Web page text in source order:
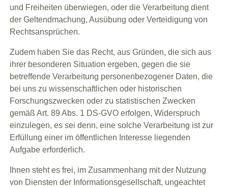
und Freiheiten überwiegen, oder die Verarbeitung dient
der Geltendmachung, Ausübung oder Verteidigung von
Rechtsansprüchen.
Zudem haben Sie das Recht, aus Gründen, die sich aus
ihrer besonderen Situation ergeben, gegen die sie
betreffende Verarbeitung personenbezogener Daten, die
bei uns zu wissenschaftlichen oder historischen
Forschungszwecken oder zu statistischen Zwecken
gemäß Art. 89 Abs. 1 DS-GVO erfolgen, Widerspruch
einzulegen, es sei denn, eine solche Verarbeitung ist zur
Erfüllung einer im öffentlichen Interesse liegenden
Aufgabe erforderlich.
Ihnen steht es frei, im Zusammenhang mit der Nutzung
von Diensten der Informationsgesellschaft, ungeachtet